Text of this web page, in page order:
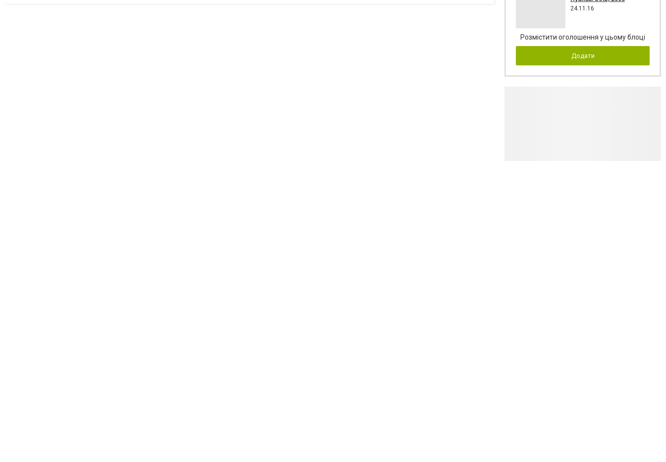
24.11.16
Розмістити оголошення у цьому блоці
Додати